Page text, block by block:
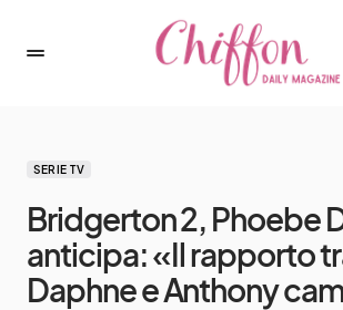
SERIE TV
Bridgerton 2, Phoebe
anticipa: «Il rapporto
Daphne e Anthony